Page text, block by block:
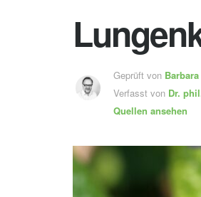
Geprüft von
Verfasst von Dr.
Quellen ansehen